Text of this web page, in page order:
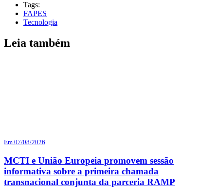
Tags:
FAPES
Tecnologia
Leia também
Em 07/08/2026
MCTI e União Europeia promovem sessão
informativa sobre a primeira chamada
transnacional conjunta da parceria RAMP